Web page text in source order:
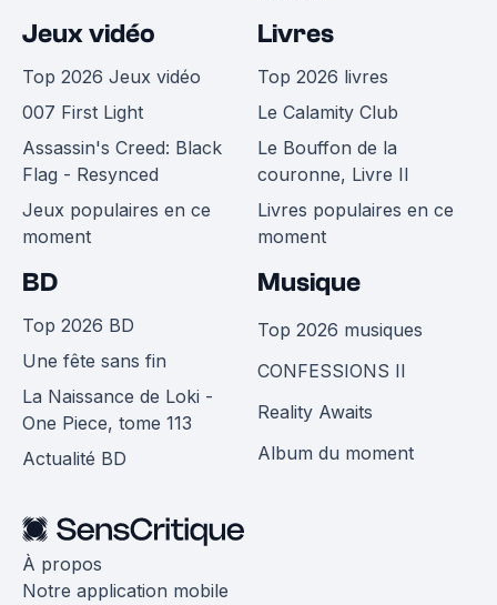
Jeux vidéo
Top 2026 Jeux vidéo
007 First Light
Assassin's Creed: Black
Flag - Resynced
Jeux populaires en ce
moment
Livres
Top 2026 livres
Le Calamity Club
Le Bouffon de la
couronne, Livre II
Livres populaires en ce
moment
BD
Top 2026 BD
Une fête sans fin
La Naissance de Loki -
One Piece, tome 113
Actualité BD
Musique
Top 2026 musiques
CONFESSIONS II
Reality Awaits
Album du moment
À propos
Notre application mobile